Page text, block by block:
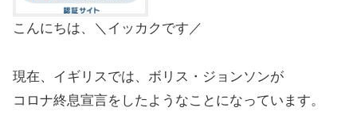
こんにちは、＼イッカクです／
現在、イギリスでは、ボリス・ジョンソンが
コロナ終息宣言をしたようなことになっています。